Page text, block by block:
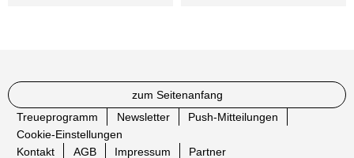
zum Seitenanfang
Treueprogramm
Newsletter
Push-Mitteilungen
Cookie-Einstellungen
Kontakt
AGB Impressum Partner